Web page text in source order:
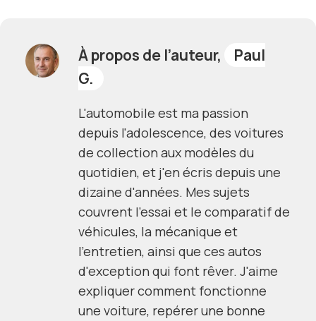
À propos de l’auteur,
Paul
G.
L'automobile est ma passion
depuis l'adolescence, des voitures
de collection aux modèles du
quotidien, et j'en écris depuis une
dizaine d'années. Mes sujets
couvrent l'essai et le comparatif de
véhicules, la mécanique et
l'entretien, ainsi que ces autos
d'exception qui font rêver. J'aime
expliquer comment fonctionne
une voiture, repérer une bonne